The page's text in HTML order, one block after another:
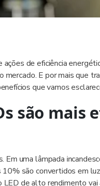
de eficiência
mercado. E por mais que
que vamos
são mais
Em uma lâmpada
são convertidos em
de alto rendimento vai